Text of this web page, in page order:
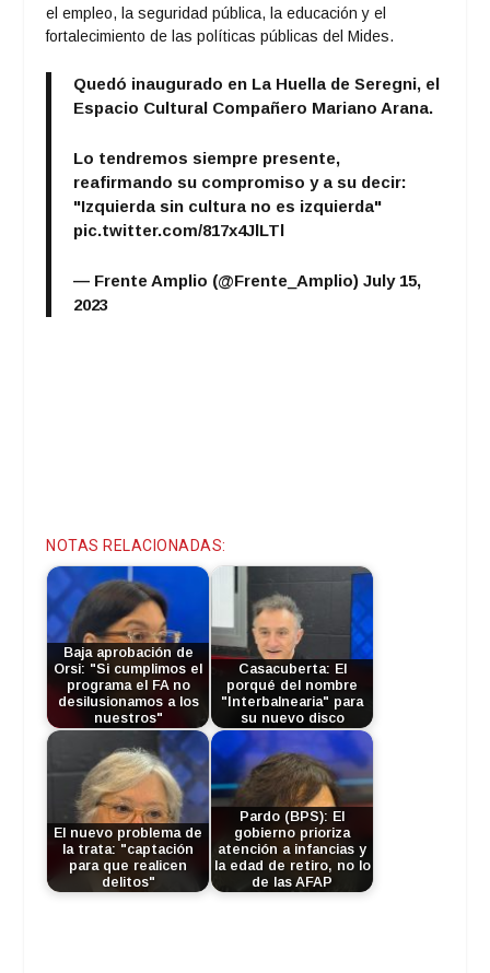
el empleo, la seguridad pública, la educación y el
fortalecimiento de las políticas públicas del Mides.
Quedó inaugurado en La Huella de Seregni, el
Espacio Cultural Compañero Mariano Arana.
Lo tendremos siempre presente,
reafirmando su compromiso y a su decir:
"Izquierda sin cultura no es izquierda"
pic.twitter.com/817x4JlLTl
— Frente Amplio (@Frente_Amplio)July 15,
2023
NOTAS RELACIONADAS:
Baja aprobación de
Orsi: "Si cumplimos el
programa el FA no
desilusionamos a los
nuestros"
Casacuberta: El
porqué del nombre
"Interbalnearia" para
su nuevo disco
El nuevo problema de
la trata: "captación
para que realicen
delitos"
Pardo (BPS): El
gobierno prioriza
atención a infancias y
la edad de retiro, no lo
de las AFAP